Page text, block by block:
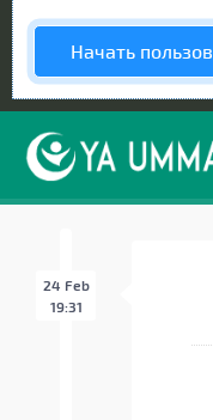
Начать
24 Feb
19:31